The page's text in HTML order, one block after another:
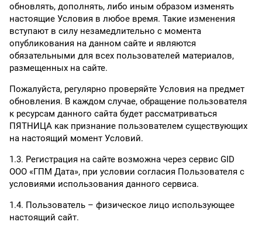
обновлять, дополнять, либо иным образом изменять
настоящие Условия в любое время. Такие изменения
вступают в силу незамедлительно с момента
опубликования на данном сайте и являются
обязательными для всех пользователей материалов,
размещенных на сайте.
Пожалуйста, регулярно проверяйте Условия на предмет
обновления. В каждом случае, обращение пользователя
к ресурсам данного сайта будет рассматриваться
ПЯТНИЦА как признание пользователем существующих
на настоящий момент Условий.
1.3. Регистрация на сайте возможна через сервис GID
ООО «ГПМ Дата», при условии согласия Пользователя с
условиями использования данного сервиса.
1.4. Пользователь – физическое лицо использующее
настоящий сайт.